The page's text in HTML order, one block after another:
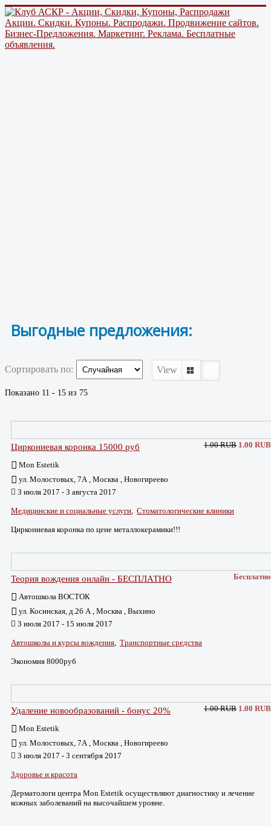
Акции. Скидки. Купоны. Распродажи. Продвижение сайтов.
Бизнес-Предложения. Маркетинг. Реклама. Бесплатные
объявления.
Выгодные предложения:
Сортировать по: View
Показано 11 - 15 из 75
1.00 RUB 1.00 RUB
Циркониевая коронка 15000 руб
Mon Estetik
ул. Молостовых, 7А , Москва , Новогиреево
3 июля 2017 - 3 августа 2017
Медицинские и социальные услуги, Стоматологические клиники
Циркониевая коронка по цене металлокерамики!!!
Бесплатно
Теория вождения онлайн - БЕСПЛАТНО
Автошкола ВОСТОК
ул. Косинская, д.26 А , Москва , Выхино
3 июля 2017 - 15 июля 2017
Автошколы и курсы вождения, Транспортные средства
Экономия 8000руб
1.00 RUB 1.00 RUB
Удаление новообразований - бонус 20%
Mon Estetik
ул. Молостовых, 7А , Москва , Новогиреево
3 июля 2017 - 3 сентября 2017
Здоровье и красота
Дерматологи центра Mon Estetik осуществляют диагностику и лечение
кожных заболеваний на высочайшем уровне.